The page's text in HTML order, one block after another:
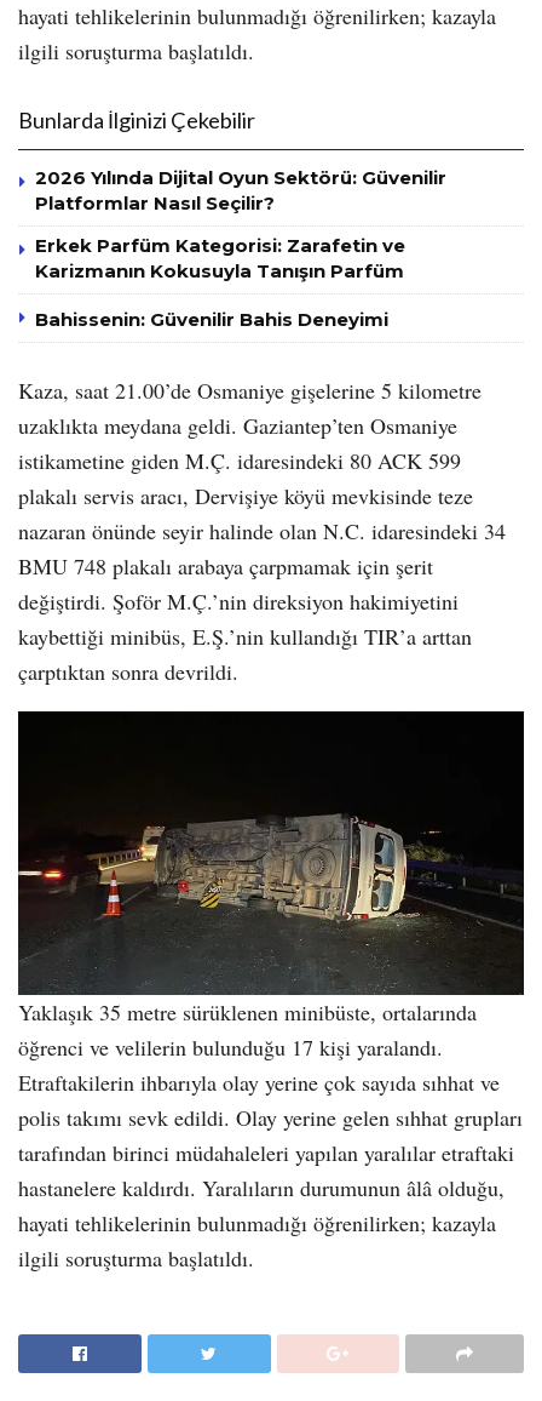
hayati tehlikelerinin bulunmadığı öğrenilirken; kazayla
ilgili soruşturma başlatıldı.
Bunlarda İlginizi Çekebilir
2026 Yılında Dijital Oyun Sektörü: Güvenilir
Platformlar Nasıl Seçilir?
Erkek Parfüm Kategorisi: Zarafetin ve
Karizmanın Kokusuyla Tanışın Parfüm
Bahissenin: Güvenilir Bahis Deneyimi
Kaza, saat 21.00’de Osmaniye gişelerine 5 kilometre
uzaklıkta meydana geldi. Gaziantep’ten Osmaniye
istikametine giden M.Ç. idaresindeki 80 ACK 599
plakalı servis aracı, Dervişiye köyü mevkisinde teze
nazaran önünde seyir halinde olan N.C. idaresindeki 34
BMU 748 plakalı arabaya çarpmamak için şerit
değiştirdi. Şoför M.Ç.’nin direksiyon hakimiyetini
kaybettiği minibüs, E.Ş.’nin kullandığı TIR’a arttan
çarptıktan sonra devrildi.
Yaklaşık 35 metre sürüklenen minibüste, ortalarında
öğrenci ve velilerin bulunduğu 17 kişi yaralandı.
Etraftakilerin ihbarıyla olay yerine çok sayıda sıhhat ve
polis takımı sevk edildi. Olay yerine gelen sıhhat grupları
tarafından birinci müdahaleleri yapılan yaralılar etraftaki
hastanelere kaldırdı. Yaralıların durumunun âlâ olduğu,
hayati tehlikelerinin bulunmadığı öğrenilirken; kazayla
ilgili soruşturma başlatıldı.